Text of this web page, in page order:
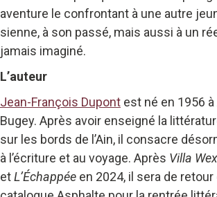
aventure le confrontant à une autre
sienne, à son passé, mais aussi à un
jamais imaginé.
L’auteur
Jean-François Dupont est né en 1956
Bugey. Après avoir enseigné la
sur les bords de l’Ain, il consacre
à l’écriture et au voyage. Après Villa
etL’Échappée en 2024, il sera de retour